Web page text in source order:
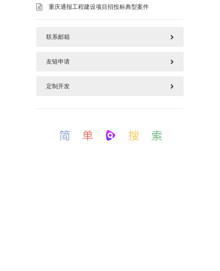
重庆通报工程建设项目招投标典型案件
联系邮箱
577125669@qq.com
友链申请
请加好本站链接后，把您链接发上面邮箱
定制开发